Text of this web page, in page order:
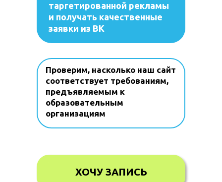
ХОЧУ ЗАПИСЬ
таргетированной рекламы
и получать качественные
заявки из ВК
Проверим, насколько наш сайт
соответствует требованиям,
предъявляемым к
образовательным
организациям